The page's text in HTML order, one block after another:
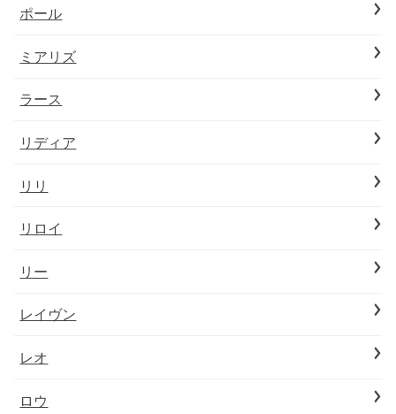
ポール
ミアリズ
ラース
リディア
リリ
リロイ
リー
レイヴン
レオ
ロウ